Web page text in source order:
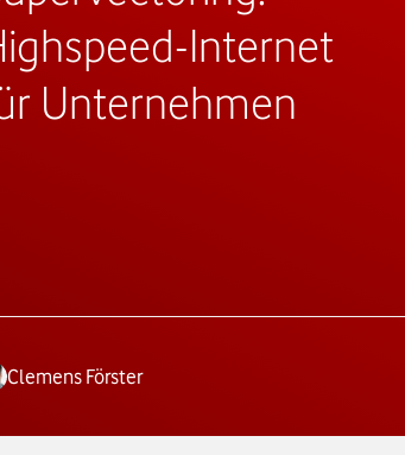
Internet
Unternehmen
Clemens Förster